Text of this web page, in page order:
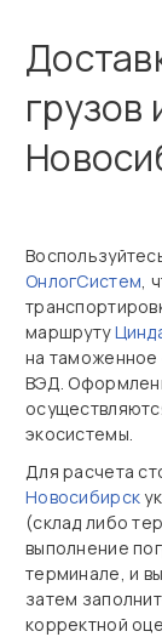
грузов
ОнлогСистем,
маршруту
на таможенное
ВЭД.
экосистемы.
Для расчета
Новосибирск
(склад либо
выполнение
терминале, и
затем
корректной